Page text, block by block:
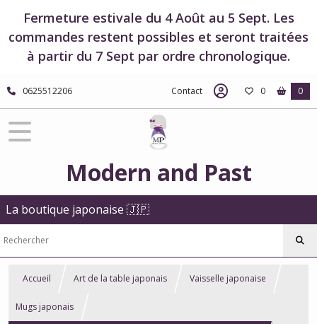
Fermeture estivale du 4 Août au 5 Sept. Les
commandes restent possibles et seront traitées
à partir du 7 Sept par ordre chronologique.
0625512206 Contact 0 0
Modern and Past
La boutique japonaise 🇯🇵
Accueil Art de la table japonais Vaisselle japonaise
Mugs japonais